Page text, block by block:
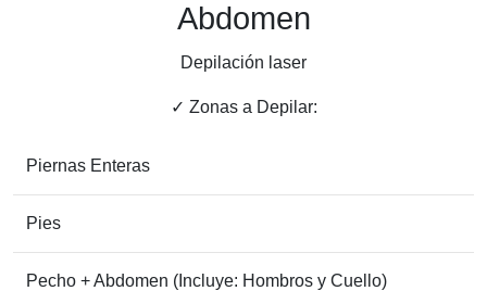
Abdomen
Depilación laser
✓ Zonas a Depilar:
Piernas Enteras
Pies
Pecho + Abdomen (Incluye: Hombros y Cuello)